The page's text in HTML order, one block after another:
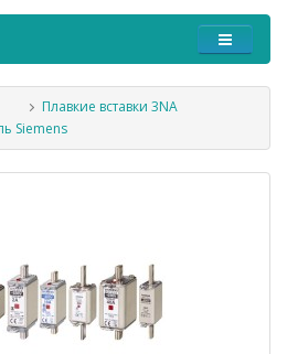
Плавкие вставки 3NA
Siemens